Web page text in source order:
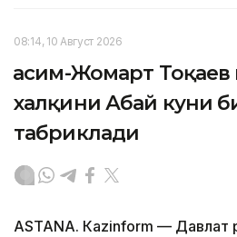
08:14, 10 Август 2026
Қасим-Жомарт
халқини Абай куни
табриклади
ASTANА. Кazinform — Давлат